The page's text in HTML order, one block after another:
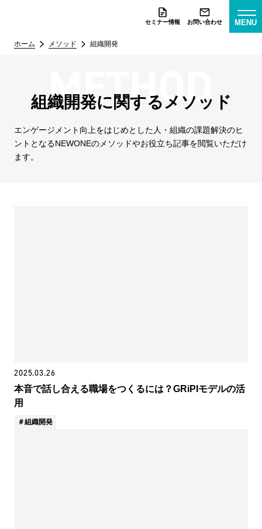
セミナー情報 お問い合わせ MENU
ホーム メソッド 組織開発
組織開発に関するメソッド
エンゲージメント向上をはじめとした人・組織の課題解決のヒ
ントとなるNEWONEのメソッドやお役立ち記事を閲覧いただけ
ます。
2025.03.26
本音で話し合える職場をつくるには？GRiPIモデルの活
用
組織開発